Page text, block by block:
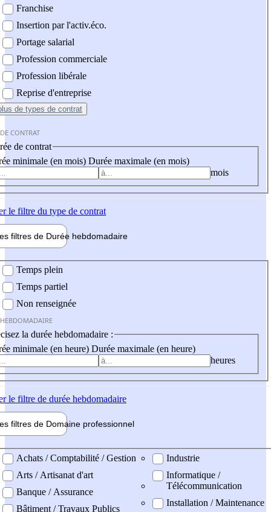
Franchise
Insertion par l'activ.éco.
Portage salarial
Profession commerciale
Profession libérale
Reprise d'entreprise
de types de contrat
CONTRAT
de contrat
minimale (en mois) Durée maximale (en mois)
mois
le filtre du type de contrat
filtres de Durée hebdomadaire
Temps plein
Temps partiel
Non renseignée
la durée hebdomadaire :
minimale (en heure) Durée maximale (en heure)
heures
le filtre de durée hebdomadaire
filtres de Domaine professionnel
professionel
Achats / Comptabilité / Gestion
Arts / Artisanat d'art
Banque / Assurance
Bâtiment / Travaux Publics
Industrie
Informatique /
Télécommunication
Installation / Maintenance